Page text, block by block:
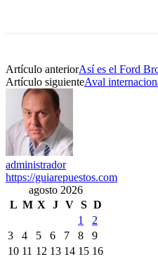
Artículo anteriorAsí es el Ford
Artículo siguienteAval
administrador
https://guiarepuestos.com
agosto 2026
L M X J V S D
1
2
3
4 5 6 7 8
9
10 11 12 13 14 15 16